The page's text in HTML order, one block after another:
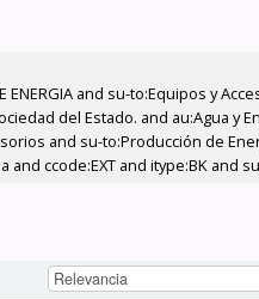
and su-to:Equipos y
del Estado. and au:Agua y
and su-to:Producción de
ccode:EXT and itype:BK and